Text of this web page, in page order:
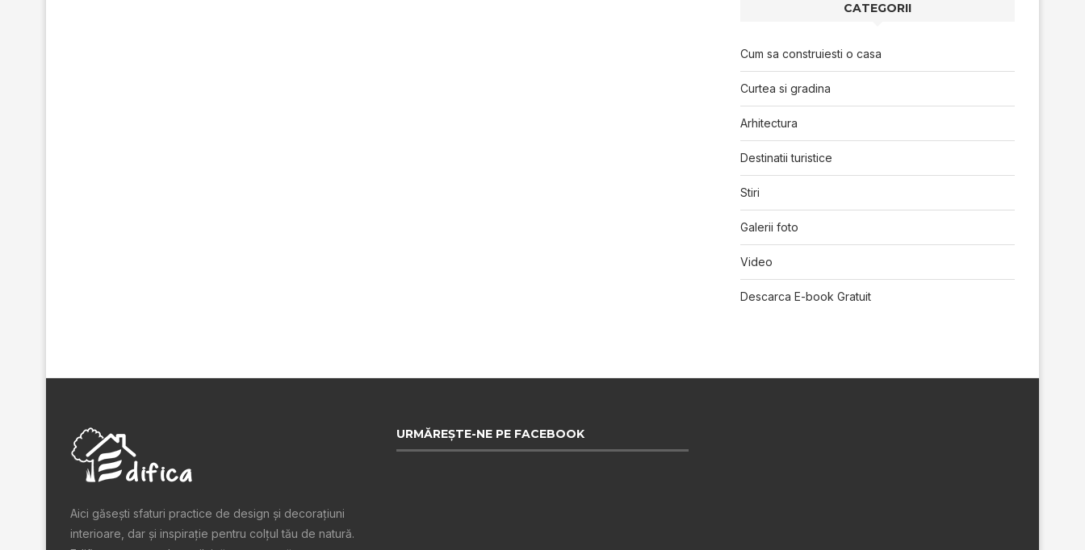
CATEGORII
Cum sa construiesti o casa
Curtea si gradina
Arhitectura
Destinatii turistice
Stiri
Galerii foto
Video
Descarca E-book Gratuit
Aici găsești sfaturi practice de design şi decoraţiuni
interioare, dar și inspiraţie pentru colţul tău de natură.
URMĂREȘTE-NE PE FACEBOOK